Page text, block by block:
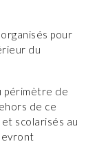
pour
du
périmètre de
de ce
scolarisés au